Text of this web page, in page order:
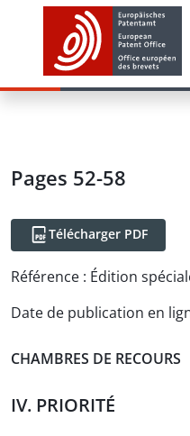
Pages 52-58
Télécharger PDF
Référence : Édition
Date de publication en
CHAMBRES DE RECOURS
IV. PRIORITÉ